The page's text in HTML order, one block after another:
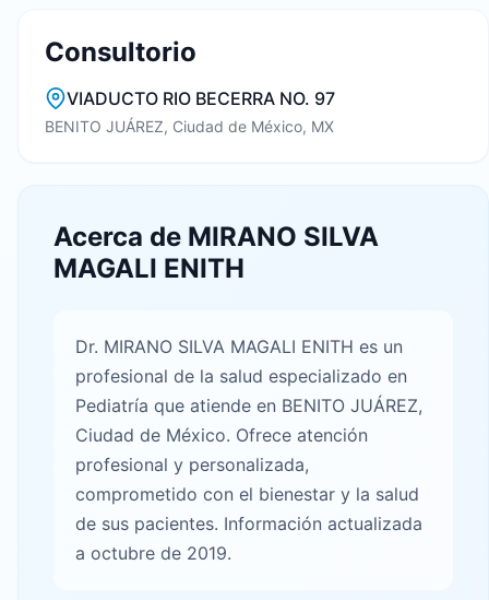
Consultorio
VIADUCTO RIO BECERRA NO. 97
BENITO JUÁREZ, Ciudad de México, MX
Acerca de MIRANO SILVA
MAGALI ENITH
Dr. MIRANO SILVA MAGALI ENITH es un
profesional de la salud especializado en
Pediatría que atiende en BENITO JUÁREZ,
Ciudad de México. Ofrece atención
profesional y personalizada,
comprometido con el bienestar y la salud
de sus pacientes. Información actualizada
a octubre de 2019.